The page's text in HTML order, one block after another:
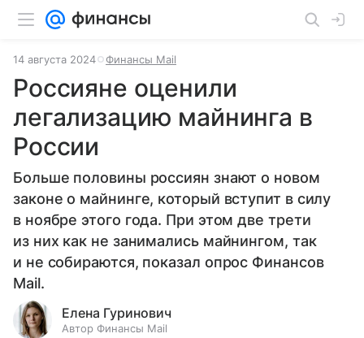
14 августа 2024 Финансы Mail
Россияне оценили
легализацию майнинга в
России
Больше половины россиян знают о новом
законе о майнинге, который вступит в силу
в ноябре этого года. При этом две трети
из них как не занимались майнингом, так
и не собираются, показал опрос Финансов
Mail.
Елена Гуринович
Автор Финансы Mail